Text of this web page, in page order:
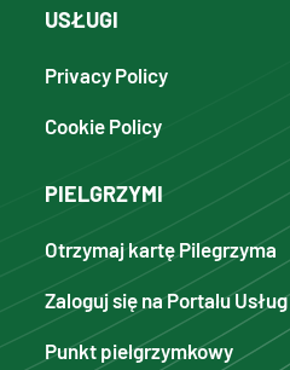
USŁUGI
Privacy Policy
Cookie Policy
PIELGRZYMI
Otrzymaj kartę Pilegrzyma
Zaloguj się na Portalu Usług
Punkt pielgrzymkowy